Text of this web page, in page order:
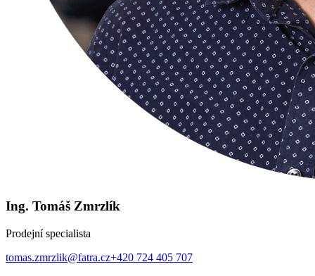
Ing. Tomáš Zmrzlík
Prodejní specialista
tomas.zmrzlik@fatra.cz+420 724 405 707